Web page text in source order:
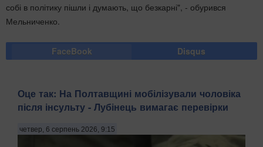
собі в політику пішли і думають, що безкарні", - обурився
Мельниченко.
FaceBook Disqus
Оце так: На Полтавщині мобілізували чоловіка
після інсульту - Лубінець вимагає перевірки
четвер, 6 серпень 2026, 9:15